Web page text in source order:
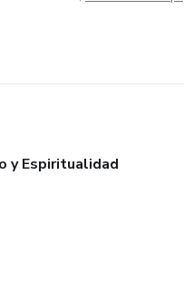
y Espiritualidad